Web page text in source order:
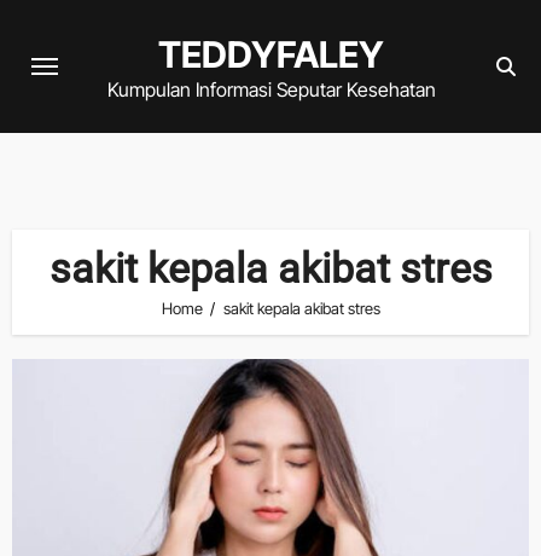
TEDDYFALEY
Kumpulan Informasi Seputar Kesehatan
sakit kepala akibat stres
Home sakit kepala akibat stres